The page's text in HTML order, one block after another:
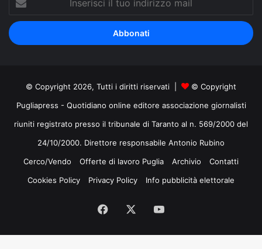
tuo
indirizzo
mail
© Copyright 2026, Tutti i diritti riservati |
© Copyright
Pugliapress - Quotidiano online editore associazione giornalisti
riuniti registrato presso il tribunale di Taranto al n. 569/2000 del
24/10/2000. Direttore responsabile Antonio Rubino
Cerco/Vendo
Offerte di lavoro Puglia Archivio
Contatti
Cookies Policy
Privacy Policy Info pubblicità elettorale
Facebook
Tube